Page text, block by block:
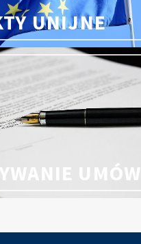
UNIJNE
UMÓW